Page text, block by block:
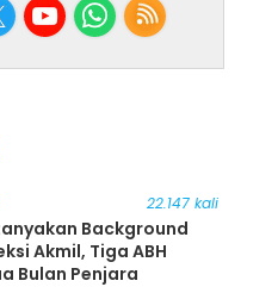
22.147 kali
Background
Akmil, Tiga ABH
Bulan Penjara